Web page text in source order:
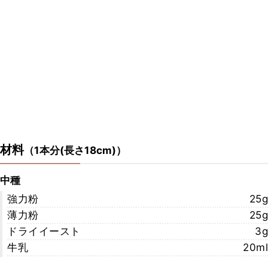
材料（1本分(長さ18cm)）
中種
強力粉
25g
薄力粉
25g
ドライイースト
3g
牛乳
20ml